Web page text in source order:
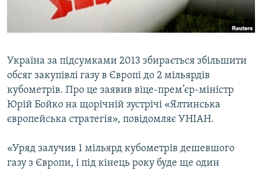
ВІДЕОУРОКИ «ELIFBE»
ІНФОГРАФІКА
Qırımtatar
ДОЛУЧАЙСЯ!
Усі сайти RFE/RL
Україна за підсумками 2013 збирається збільшити
обсяг закупівлі газу в Європі до 2 мільярдів
кубометрів. Про це заявив віце-прем’єр-міністр
Юрій Бойко на щорічній зустрічі «Ялтинська
європейська стратегія», повідомляє УНІАН.
«Уряд залучив 1 мільярд кубометрів дешевшого
газу з Європи, і під кінець року буде ще один